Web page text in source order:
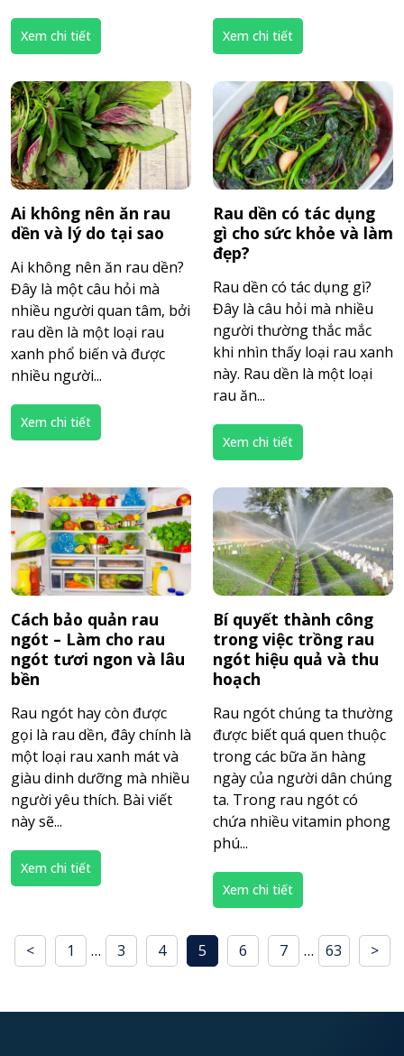
Xem chi tiết Xem chi tiết
Ai không nên ăn rau
dền và lý do tại sao
Ai không nên ăn rau dền?
Đây là một câu hỏi mà
nhiều người quan tâm, bởi
rau dền là một loại rau
xanh phổ biến và được
nhiều người...
Xem chi tiết
Rau dền có tác dụng
gì cho sức khỏe và làm
đẹp?
Rau dền có tác dụng gì?
Đây là câu hỏi mà nhiều
người thường thắc mắc
khi nhìn thấy loại rau xanh
này. Rau dền là một loại
rau ăn...
Xem chi tiết
Cách bảo quản rau
ngót – Làm cho rau
ngót tươi ngon và lâu
bền
Rau ngót hay còn được
gọi là rau dền, đây chính là
một loại rau xanh mát và
giàu dinh dưỡng mà nhiều
người yêu thích. Bài viết
này sẽ...
Xem chi tiết
Bí quyết thành công
trong việc trồng rau
ngót hiệu quả và thu
hoạch
Rau ngót chúng ta thường
được biết quá quen thuộc
trong các bữa ăn hàng
ngày của người dân chúng
ta. Trong rau ngót có
chứa nhiều vitamin phong
phú...
Xem chi tiết
< 1 … 3 4 5 6 7 … 63 >